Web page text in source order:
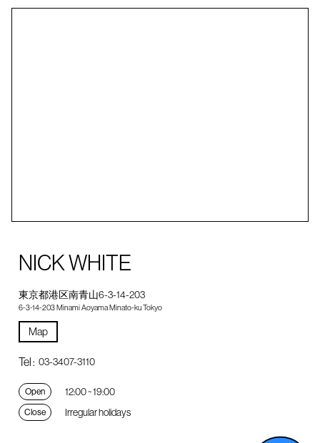
NICK WHITE
東京都港区南青山6-3-14-203
6-3-14-203 Minami Aoyama Minato-ku Tokyo
Map
Tel : 03-3407-3110
Open 12:00 ~ 19:00
Close Irregular holidays